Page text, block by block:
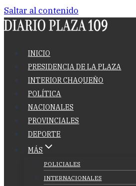
Saltar al contenido
INICIO
PRESIDENCIA DE LA PLAZA
INTERIOR CHAQUEÑO
POLÍTICA
NACIONALES
PROVINCIALES
DEPORTE
MÁS
POLICIALES
INTERNACIONALES